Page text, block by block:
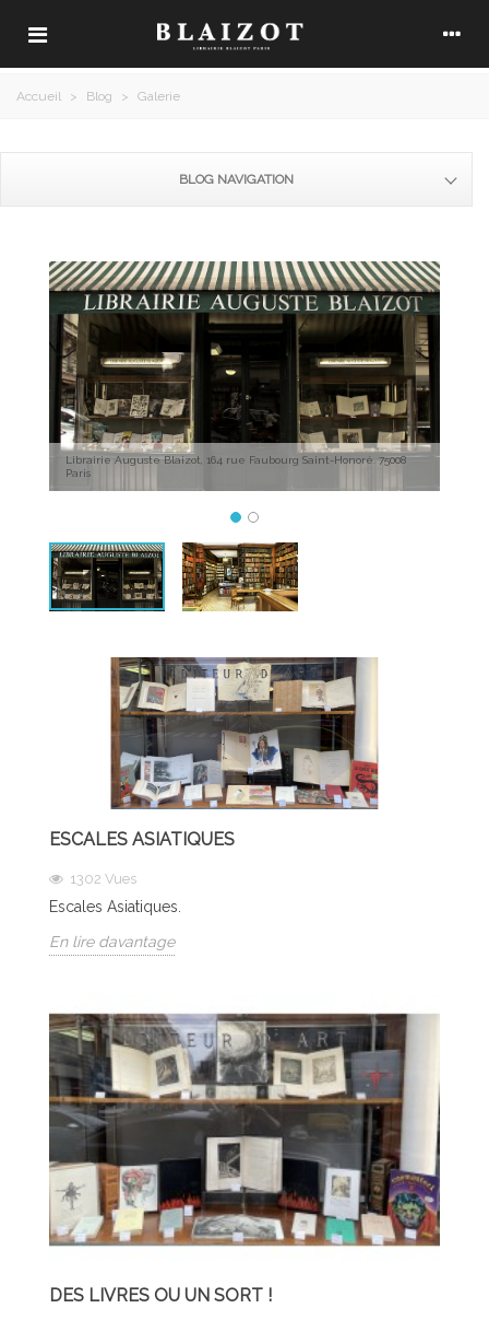
Accueil > Blog > Galerie
BLOG NAVIGATION
Librairie Auguste Blaizot, 164 rue Faubourg Saint-Honoré. 75008
Paris
ESCALES ASIATIQUES
1302 Vues
Escales Asiatiques.
En lire davantage
DES LIVRES OU UN SORT !